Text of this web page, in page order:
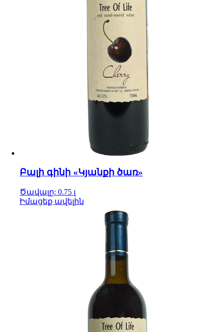
Բալի գինի «Կյանքի ծառ»
Ծավալը: 0.75 լ
Իմացեք ավելին